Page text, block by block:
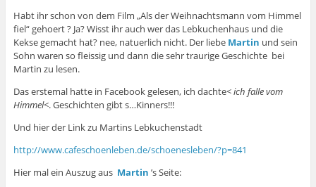
Habt ihr schon von dem Film „Als der Weihnachtsmann vom Himmel
fiel“ gehoert ? Ja? Wisst ihr auch wer das Lebkuchenhaus und die
Kekse gemacht hat? nee, natuerlich nicht. Der liebe Martin und sein
Sohn waren so fleissig und dann die sehr traurige Geschichte bei
Martin zu lesen.
Das erstemal hatte in Facebook gelesen, ich dachte<ich falle vom
Himmel<. Geschichten gibt s…Kinners!!!
Und hier der Link zu Martins Lebkuchenstadt
http://www.cafeschoenleben.de/schoenesleben/?p=841
Hier mal ein Auszug aus Martin ’s Seite: